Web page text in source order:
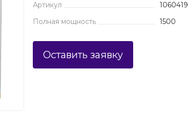
Артикул
1060419
Полная мощность
1500
Оставить заявку